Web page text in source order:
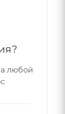
любой